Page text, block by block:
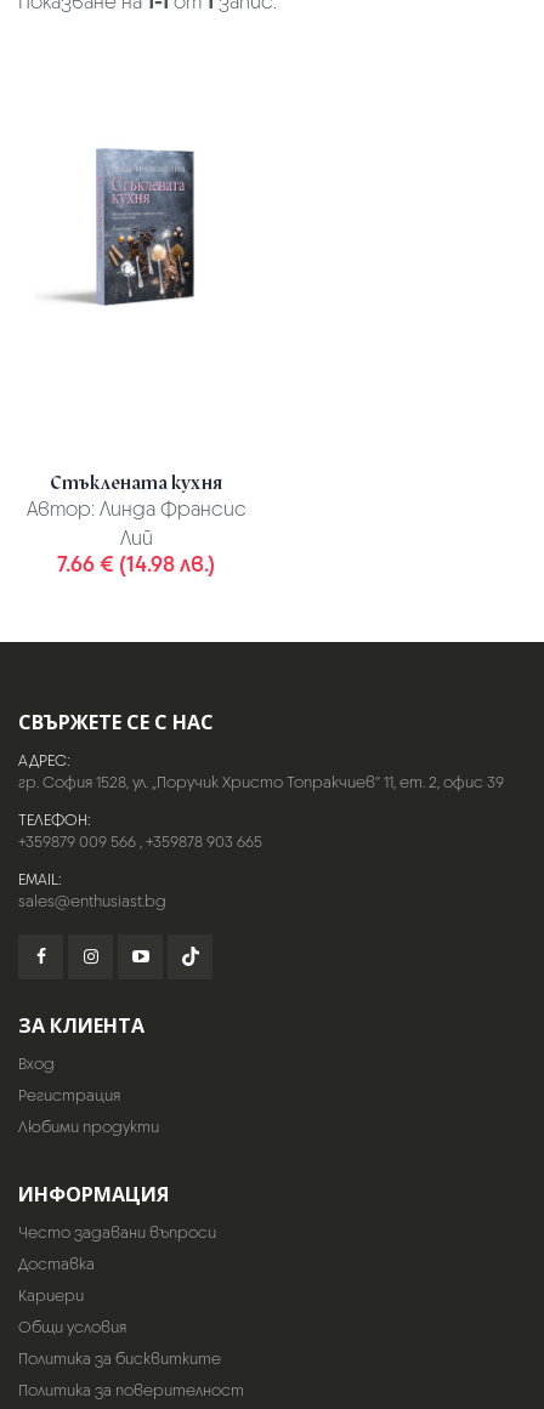
Стъклената кухня
Автор: Линда Франсис
Лий
7.66 € (14.98 лв.)
СВЪРЖЕТЕ СЕ С НАС
АДРЕС:
гр. София 1528, ул. „Поручик Христо Топракчиев“ 11, ет. 2, офис 39
ТЕЛЕФОН:
+359879 009 566,+359878 903 665
EMAIL:
sales@enthusiast.bg
ЗА КЛИЕНТА
Вход
Регистрация
Любими продукти
ИНФОРМАЦИЯ
Често задавани въпроси
Доставка
Кариери
Общи условия
Политика за бисквитките
Политика за поверителност